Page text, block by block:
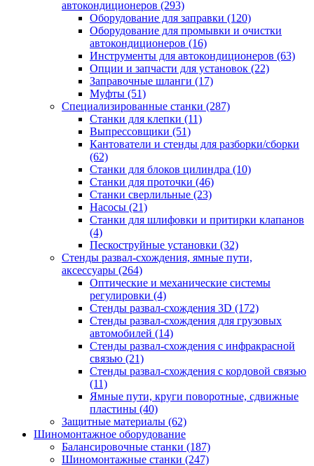
автокондиционеров (293)
Оборудование для заправки (120)
Оборудование для промывки и очистки
автокондиционеров (16)
Инструменты для автокондиционеров (63)
Опции и запчасти для установок (22)
Заправочные шланги (17)
Муфты (51)
Специализированные станки (287)
Станки для клепки (11)
Выпрессовщики (51)
Кантователи и стенды для разборки/сборки
(62)
Станки для блоков цилиндра (10)
Станки для проточки (46)
Станки сверлильные (23)
Насосы (21)
Станки для шлифовки и притирки клапанов
(4)
Пескоструйные установки (32)
Стенды развал-схождения, ямные пути,
аксессуары (264)
Оптические и механические системы
регулировки (4)
Стенды развал-схождения 3D (172)
Стенды развал-схождения для грузовых
автомобилей (14)
Стенды развал-схождения с инфракрасной
связью (21)
Стенды развал-схождения с кордовой связью
(11)
Ямные пути, круги поворотные, сдвижные
пластины (40)
Защитные материалы (62)
Шиномонтажное оборудование
Балансировочные станки (187)
Шиномонтажные станки (247)